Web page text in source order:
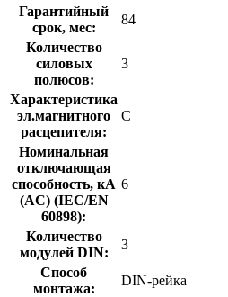
Гарантийный
срок, мес:
84
Количество
силовых
полюсов:
3
Характеристика
эл.магнитного
расцепителя:
C
Номинальная
отключающая
способность, кA
(AC) (IEC/EN
60898):
6
Количество
модулей DIN:
3
Способ
монтажа:
DIN-рейка